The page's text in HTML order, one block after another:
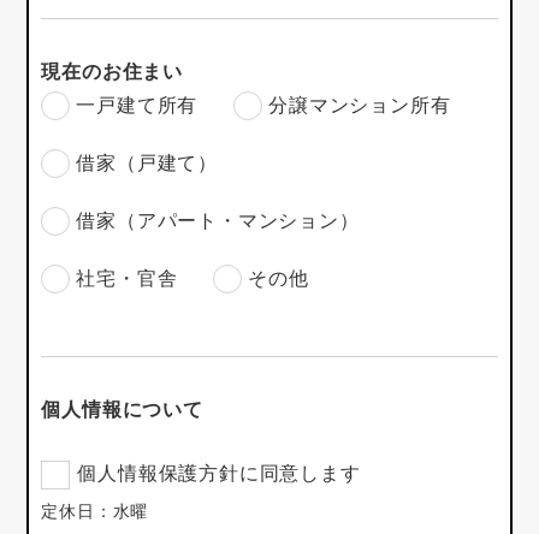
現在のお住まい
一戸建て所有
分譲マンション所有
借家（戸建て）
借家（アパート・マンション）
社宅・官舎 その他
個人情報について
個人情報保護方針に同意します
定休日：水曜